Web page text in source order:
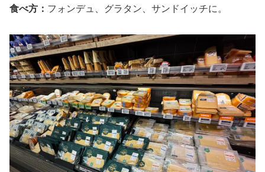
食べ方： フォンデュ、グラタン、サンドイッチに。